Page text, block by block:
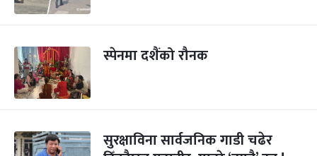
स्पेनमा दशैंको रौनक
सुरक्षाविना सार्वजनिक गाडी चढेर